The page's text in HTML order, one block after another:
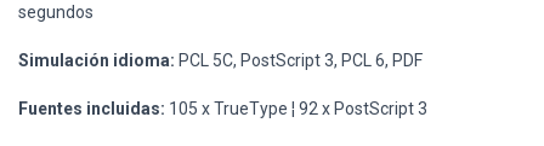
segundos
Simulación idioma: PCL 5C, PostScript 3, PCL 6, PDF
Fuentes incluidas: 105 x TrueType ¦ 92 x PostScript 3